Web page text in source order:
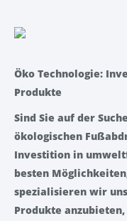
Öko Technologie:
Produkte
Sind Sie auf der
ökologischen
Investition in
besten
spezialisieren wir
Produkte